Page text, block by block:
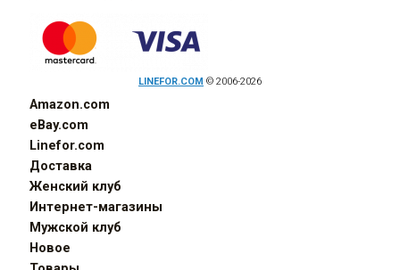
LINEFOR.COM © 2006-2026
Amazon.com
eBay.com
Linefor.com
Доставка
Женский клуб
Интернет-магазины
Мужской клуб
Новое